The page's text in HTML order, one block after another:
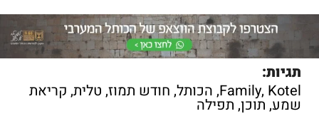
תגיות:
Family, Kotel
, הכותל, חודש תמוז, טלית, קריאת
שמע, תוכן, תפילה